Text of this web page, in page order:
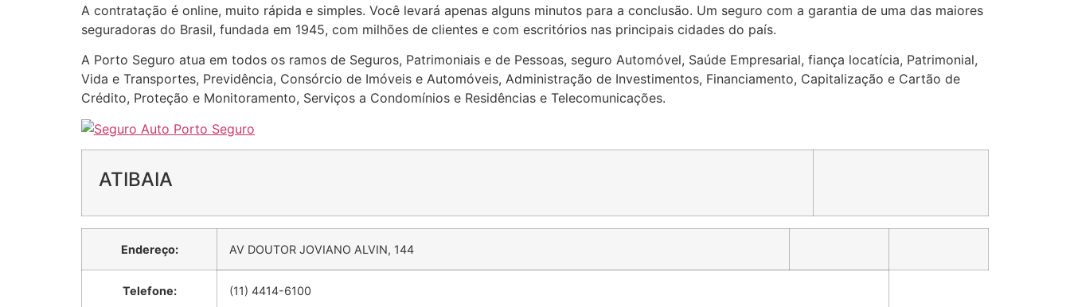
A contratação é online, muito rápida e simples. Você levará apenas alguns minutos para a conclusão. Um seguro com a garantia de uma das maiores
seguradoras do Brasil, fundada em 1945, com milhões de clientes e com escritórios nas principais cidades do país.
A Porto Seguro atua em todos os ramos de Seguros, Patrimoniais e de Pessoas, seguro Automóvel, Saúde Empresarial, fiança locatícia, Patrimonial,
Vida e Transportes, Previdência, Consórcio de Imóveis e Automóveis, Administração de Investimentos, Financiamento, Capitalização e Cartão de
Crédito, Proteção e Monitoramento, Serviços a Condomínios e Residências e Telecomunicações.
ATIBAIA
Endereço: AV DOUTOR JOVIANO ALVIN, 144
Telefone: (11) 4414-6100